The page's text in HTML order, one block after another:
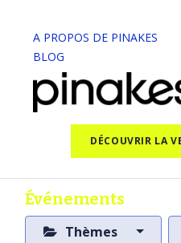
A PROPOS DE PINAKES
BLOG
DÉCOUVRIR LA
Événements
Thèmes